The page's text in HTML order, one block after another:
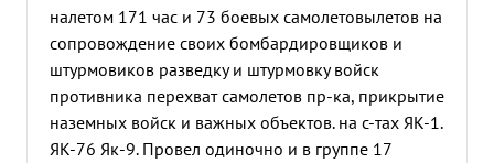
налетом 171 час и 73 боевых самолетовылетов на
сопровождение своих бомбардировщиков и
штурмовиков разведку и штурмовку войск
противника перехват самолетов пр-ка, прикрытие
наземных войск и важных объектов. на с-тах ЯК-1.
ЯК-76 Як-9. Провел одиночно и в группе 17